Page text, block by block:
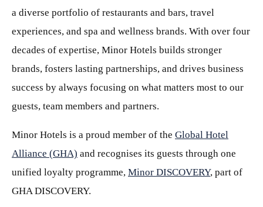
a diverse portfolio of restaurants and bars, travel
experiences, and spa and wellness brands. With over four
decades of expertise, Minor Hotels builds stronger
brands, fosters lasting partnerships, and drives business
success by always focusing on what matters most to our
guests, team members and partners.
Minor Hotels is a proud member of the Global Hotel
Alliance (GHA) and recognises its guests through one
unified loyalty programme, Minor DISCOVERY, part of
GHA DISCOVERY.